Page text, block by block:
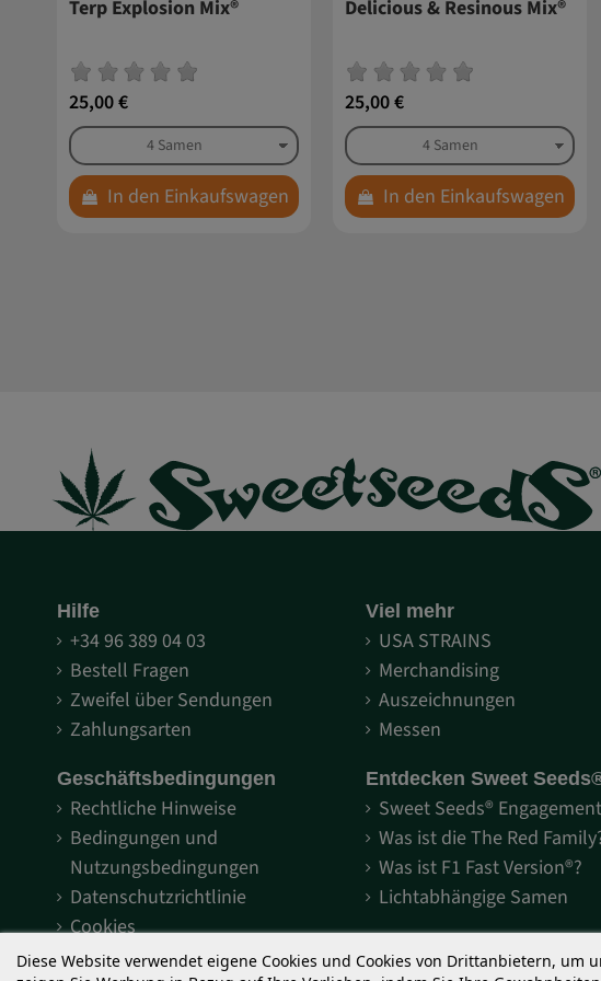
Terp Explosion Mix®
25,00 €
In den Einkaufswagen
Delicious & Resinous Mix®
25,00 €
In den Einkaufswagen
Hilfe
+34 96 389 04 03
Bestell Fragen
Zweifel über Sendungen
Zahlungsarten
Viel mehr
USA STRAINS
Merchandising
Auszeichnungen
Messen
Geschäftsbedingungen
Rechtliche Hinweise
Bedingungen und
Nutzungsbedingungen
Datenschutzrichtlinie
Cookies
Urheberrechte
Entdecken Sweet
Sweet Seeds® Engagement
Was ist die The Red
Was ist F1 Fast Version®?
Lichtabhängige Samen
Diese Website verwendet eigene Cookies und Cookies von Drittanbietern, um